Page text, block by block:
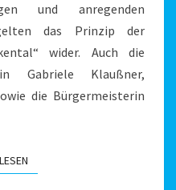
und anregenden
das Prinzip der
wider. Auch die
Gabriele Klaußner,
die Bürgermeisterin
WEITERLESEN